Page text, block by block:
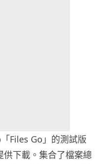
Files Go」的測試版
下載。集合了檔案總